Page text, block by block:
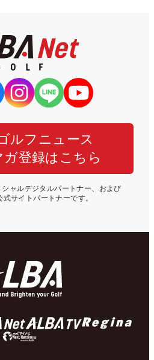
ルフニュース
ガ登録はこちら
ャルデジタルパートナー、および
式サイトパートナーです。